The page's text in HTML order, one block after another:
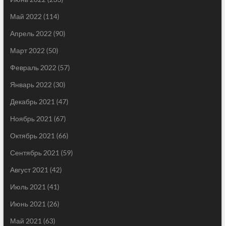
Май 2022 (114)
Апрель 2022 (90)
Март 2022 (50)
Февраль 2022 (57)
Январь 2022 (30)
Декабрь 2021 (47)
Ноябрь 2021 (67)
Октябрь 2021 (66)
Сентябрь 2021 (59)
Август 2021 (42)
Июль 2021 (41)
Июнь 2021 (26)
Май 2021 (63)